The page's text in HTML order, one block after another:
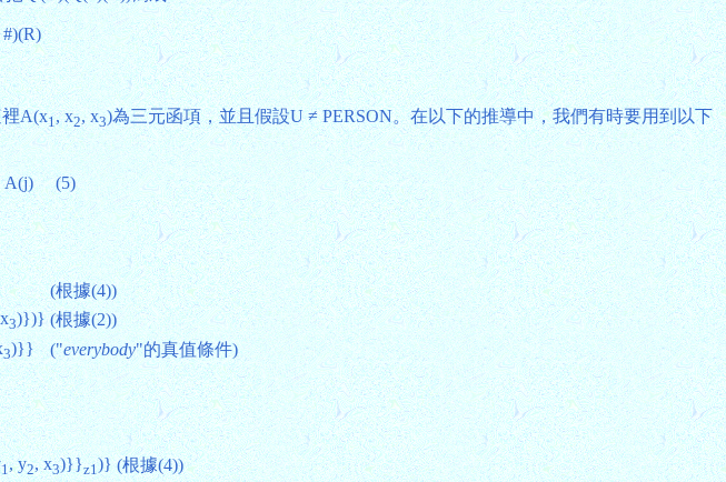
A(x1, x2, x3)為三元函項，並且假設U ≠ PERSON。在以下的推導中，我們有時要用到以下
A(j) (5)
(根據(4))
3)})} (根據(2))
3)}} ("everybody"的真值條件)
1, y2, x3)}}z1)} (根據(4))